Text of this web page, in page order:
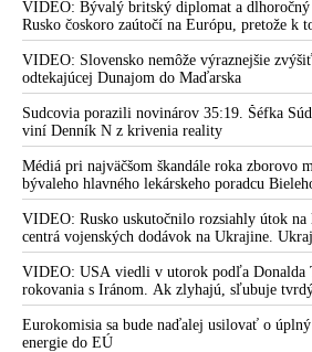
VIDEO: Bývalý britský diplomat a
Rusko čoskoro zaútočí na Európu, pretože k
rovnako, ako bolo dotlačené k invázii na
Zelenskyj medzitým v Kyjeve naliehal na
aby vo svete zháňali energie pre Ukrajinu na
mobilizovať a vojna sa do zimy
VIDEO: Slovensko nemôže výraznejšie
odtekajúcej Dunajom do Maďarska
Sudcovia porazili novinárov 35:19. Šéfka
viní Denník N z krivenia reality
Médiá pri najväčšom škandále roka zborovo
bývaleho hlavného lekárskeho poradcu
Fauciho pred výborom amerického Senátu
VIDEO: Rusko uskutočnilo rozsiahly útok na
centrá vojenských dodávok na Ukrajine.
nedokázala počas ničivého nočného útoku
zachytiť ani jednu ruskú raketu
VIDEO: USA viedli v utorok podľa Donalda
rokovania s Iránom. Ak zlyhajú, sľubuje
Teheránu
Eurokomisia sa bude naďalej usilovať o
energie do EÚ